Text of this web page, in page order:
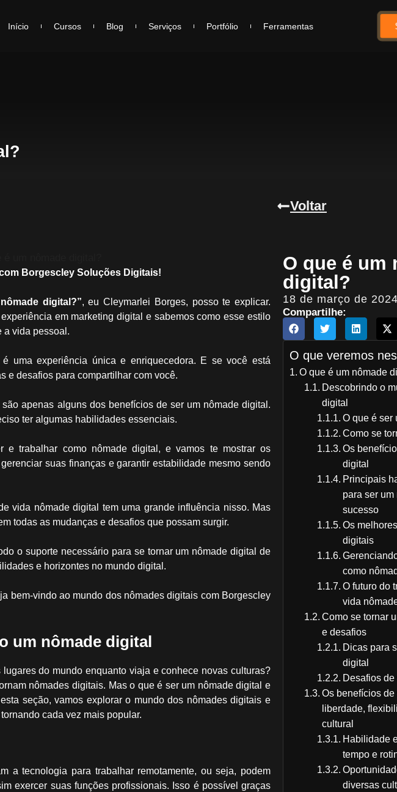
Início Cursos Blog Serviços Portfólio Ferramentas
Borgescley Soluções Digitais!
digital?”, eu Cleymarlei Borges, posso te explicar.
em marketing digital e sabemos como esse estilo
a vida pessoal.
uma experiência única e enriquecedora. E se você está
e desafios para compartilhar com você.
apenas alguns dos benefícios de ser um nômade digital.
ter algumas habilidades essenciais.
e trabalhar como nômade digital, e vamos te mostrar os
suas finanças e garantir estabilidade mesmo sendo
vida nômade digital tem uma grande influência nisso. Mas
todas as mudanças e desafios que possam surgir.
o suporte necessário para se tornar um nômade digital de
e horizontes no mundo digital.
bem-vindo ao mundo dos nômades digitais com Borgescley
um nômade digital
do mundo enquanto viaja e conhece novas culturas?
nômades digitais. Mas o que é ser um nômade digital e
seção, vamos explorar o mundo dos nômades digitais e
cada vez mais popular.
a tecnologia para trabalhar remotamente, ou seja, podem
exercer suas funções profissionais. Isso é possível graças
Voltar
O que é um
digital?
18 de março de 2024
Compartilhe:
O que veremos
O que é um nômade
Descobrindo o
digital
O que é ser
Como se
Os
digital
Principais
para ser
sucesso
Os
digitais
como
O futuro do
vida
Como se tornar
e desafios
Dicas para
digital
Desafios de
Os benefícios
liberdade,
cultural
Habilidade
tempo e
diversas